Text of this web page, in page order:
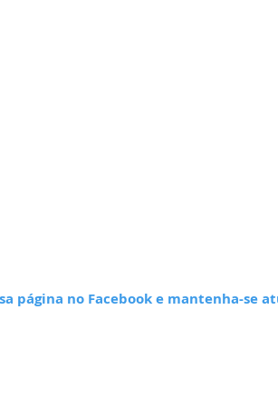
página no Facebook e mantenha-se